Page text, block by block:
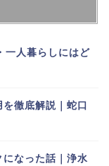
一人暮らしにはど
徹底解説｜蛇口
なった話｜浄水